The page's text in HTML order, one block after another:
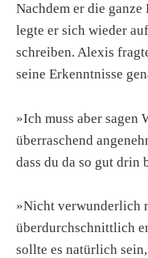
Nachdem er die
legte er sich wieder
schreiben. Alexis
seine Erkenntnisse
»Ich muss aber sagen
überraschend
dass du da so gut drin
»Nicht verwunderlich
überdurchschnittlich
sollte es natürlich